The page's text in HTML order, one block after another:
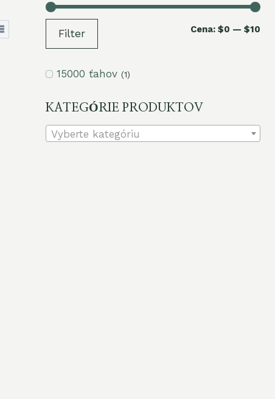
Filter Cena: $0 — $10
15000 ťahov (1)
KATEGÓRIE PRODUKTOV
Vyberte kategóriu